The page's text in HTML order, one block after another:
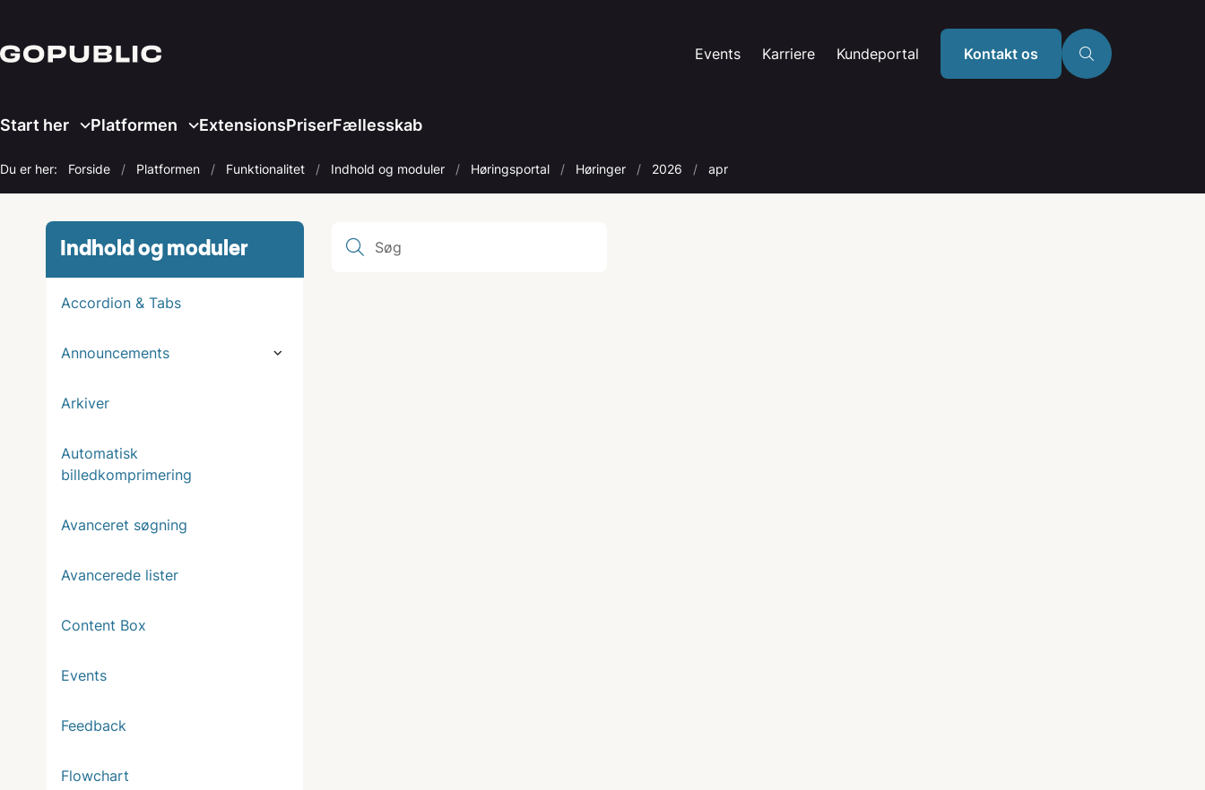
Events Karriere Kundeportal Kontakt os
Start her Platformen ExtensionsPriserFællesskab
Du er her: Forside Platformen Funktionalitet Indhold og moduler Høringsportal Høringer 2026 apr
Indhold og moduler
Accordion & Tabs
Announcements
Arkiver
Automatisk
billedkomprimering
Avanceret søgning
Avancerede lister
Content Box
Events
Feedback
Flowchart